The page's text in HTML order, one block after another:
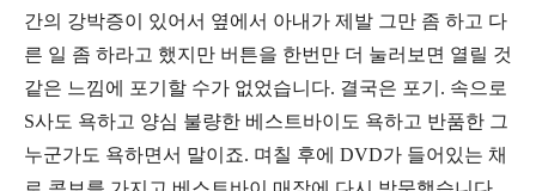
간의 강박증이 있어서 옆에서 아내가 제발 그만 좀 하고 다
른 일 좀 하라고 했지만 버튼을 한번만 더 눌러보면 열릴 것
같은 느낌에 포기할 수가 없었습니다. 결국은 포기 . 속으로
S사도 욕하고 양심 불량한 베스트바이도 욕하고 반품한 그
누군가도 욕하면서 말이죠. 며칠 후에 DVD가 들어있는 채